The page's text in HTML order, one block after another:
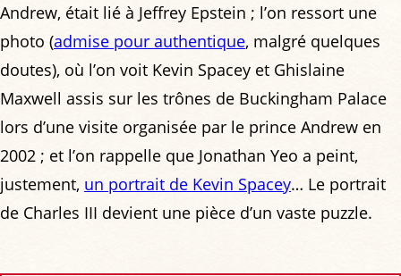
Andrew, était lié à Jeffrey Epstein ; l’on ressort une
photo (admise pour authentique, malgré quelques
doutes), où l’on voit Kevin Spacey et Ghislaine
Maxwell assis sur les trônes de Buckingham Palace
lors d’une visite organisée par le prince Andrew en
2002 ; et l’on rappelle que Jonathan Yeo a peint,
justement, un portrait de Kevin Spacey… Le portrait
de Charles III devient une pièce d’un vaste puzzle.